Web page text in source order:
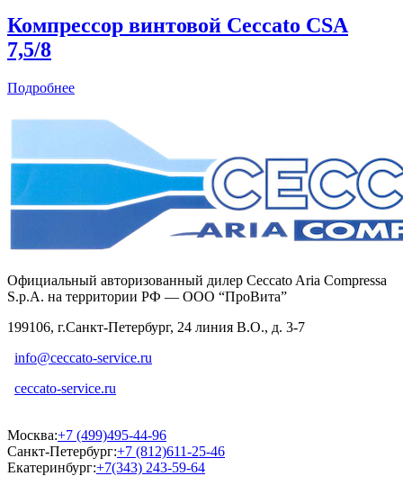
Компрессор винтовой Ceccato CSА
7,5/8
Подробнее
Официальный авторизованный дилер Ceccato Aria Compressa
S.p.A. на территории РФ — ООО “ПроВита”
199106, г.Санкт-Петербург, 24 линия В.О., д. 3-7
info@ceccato-service.ru
ceccato-service.ru
Москва:+7 (499)495-44-96
Санкт-Петербург:+7 (812)611-25-46
Екатеринбург:+7(343) 243-59-64